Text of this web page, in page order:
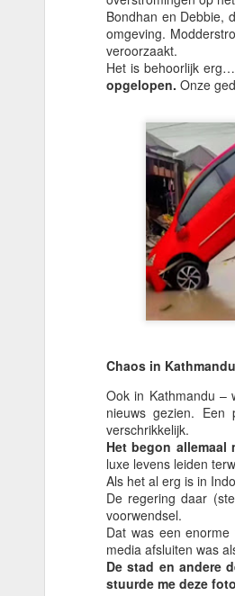
Bondhan en Debbie,
omgeving.
veroorzaakt.
Het is behoorlijk erg…
opgelopen. Onze
Chaos in Kathmandu
Ook in Kathmandu
nieuws gezien.
verschrikkelijk.
Het begon allemaal
luxe levens leiden
Als het al erg is in
De regering daar
voorwendsel.
Dat was een
media afsluiten was
De stad en andere
stuurde me deze
4
—